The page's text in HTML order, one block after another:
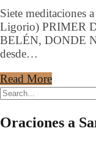
Siete meditaciones
Ligorio) PRIMER
BELÉN, DONDE
desde…
Read More
Oraciones a